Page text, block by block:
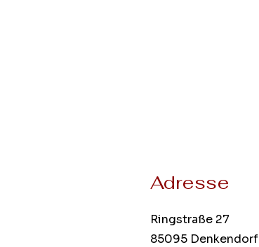
Adresse
Ringstraße 27
85095 Denkendorf